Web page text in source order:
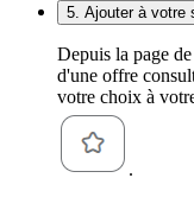
5. Ajouter à votre
Depuis la page
d'une offre
votre choix à
.